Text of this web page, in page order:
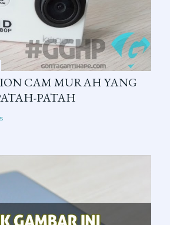
CAM MURAH YANG
PATAH